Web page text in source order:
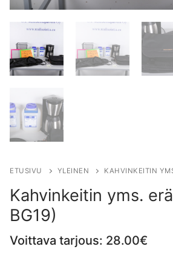
ETUSIVU YLEINEN KAHVINKEITIN
Kahvinkeitin yms.
BG19)
Voittava tarjous: 28.00€